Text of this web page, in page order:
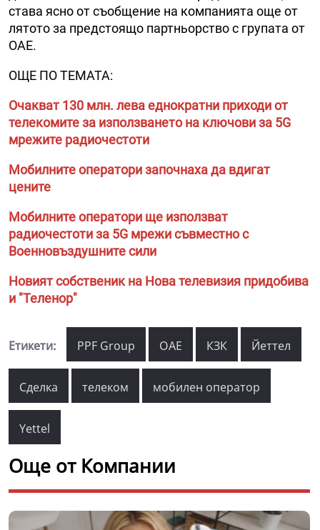
става ясно от съобщение на компанията още от
лятото за предстоящо партньорство с групата от
ОАЕ.
ОЩЕ ПО ТЕМАТА:
Очакват 130 млн. лева еднократни приходи от
телекомите за използването на ключови за 5G
мрежите радиочестоти
Мобилните оператори започнаха да вдигат
цените
Мобилните оператори ще използват
радиочестоти за 5G мрежи съвместно с
Военновъздушните сили
Новият собственик на Нова телевизия придобива
и "Теленор"
Етикети: PPF Group ОАЕ КЗК Йеттел
Сделка телеком мобилен оператор
Yettel
Още от Компании